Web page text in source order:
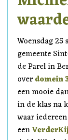
Woensdag 25
gemeente
de Parel in
overdomein
een mooie
in de klas na
waar
een